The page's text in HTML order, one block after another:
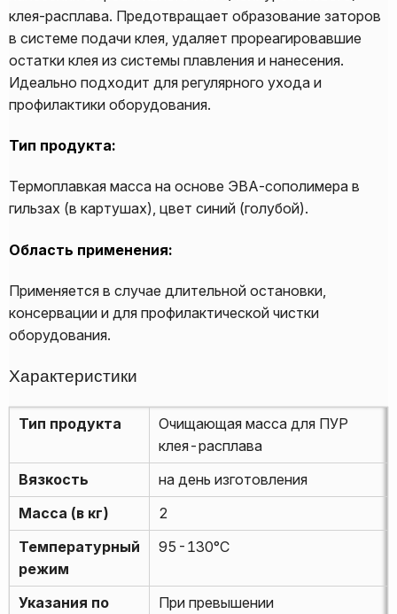
клея-расплава. Предотвращает образование заторов
в системе подачи клея, удаляет прореагировавшие
остатки клея из системы плавления и нанесения.
Идеально подходит для регулярного ухода и
профилактики оборудования.
Тип продукта:
Термоплавкая масса на основе ЭВА-сополимера в
гильзах (в картушах), цвет синий (голубой).
Область применения:
Применяется в случае длительной остановки,
консервации и для профилактической чистки
оборудования.
Характеристики
Тип продукта
Очищающая масса для ПУР
клея-расплава
Вязкость
на день изготовления
Масса (в кг)
2
Температурный
режим
95-130°С
Указания по
При превышении